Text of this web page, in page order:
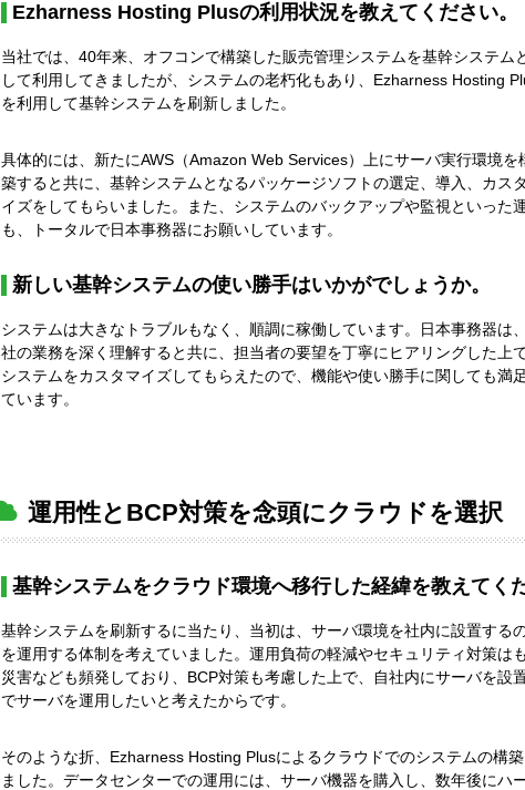
Ezharness Hosting Plusの利用状況を教えてください。
当社では、40年来、オフコンで構築した販売管理システムを基幹システム
して利用してきましたが、システムの老朽化もあり、Ezharness Hosting
を利用して基幹システムを刷新しました。
具体的には、新たにAWS（Amazon Web Services）上にサーバ実行環境を
築すると共に、基幹システムとなるパッケージソフトの選定、導入、カス
イズをしてもらいました。また、システムのバックアップや監視といった
も、トータルで日本事務器にお願いしています。
新しい基幹システムの使い勝手はいかがでしょうか。
システムは大きなトラブルもなく、順調に稼働しています。日本事務器は
社の業務を深く理解すると共に、担当者の要望を丁寧にヒアリングした上で
システムをカスタマイズしてもらえたので、機能や使い勝手に関しても満
ています。
運用性とBCP対策を念頭にクラウドを選択
基幹システムをクラウド環境へ移行した経緯を教えてく
基幹システムを刷新するに当たり、当初は、サーバ環境を社内に設置する
を運用する体制を考えていました。運用負荷の軽減やセキュリティ対策は
災害なども頻発しており、BCP対策も考慮した上で、自社内にサーバを設
でサーバを運用したいと考えたからです。
そのような折、Ezharness Hosting Plusによるクラウドでのシステムの構
ました。データセンターでの運用には、サーバ機器を購入し、数年後にハ